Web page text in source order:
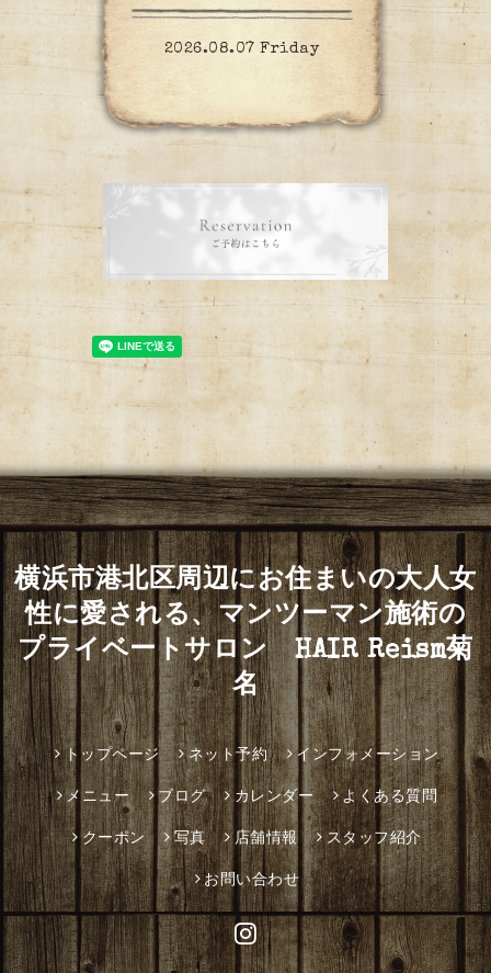
2026.08.07 Friday
横浜市港北区周辺にお住まいの大人女
性に愛される、マンツーマン施術の
プライベートサロン HAIR Reism菊
名
トップページ ネット予約 インフォメーション
メニュー ブログ カレンダー よくある質問
クーポン 写真 店舗情報 スタッフ紹介
お問い合わせ